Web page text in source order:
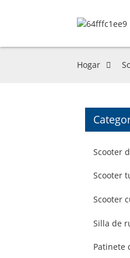
Hogar
Scooter
Scooter
Scooter
Silla de
Patinete